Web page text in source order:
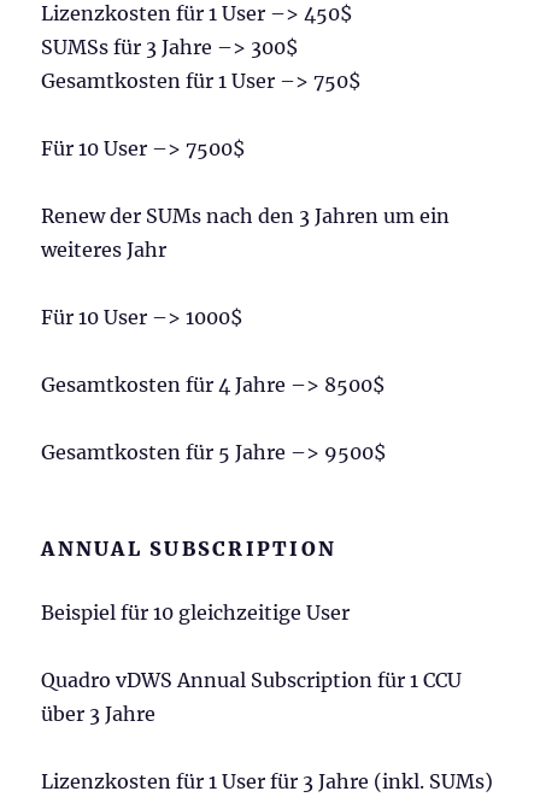
Lizenzkosten für 1 User –> 450$
SUMSs für 3 Jahre –> 300$
Gesamtkosten für 1 User –> 750$
Für 10 User –> 7500$
Renew der SUMs nach den 3 Jahren um ein
weiteres Jahr
Für 10 User –> 1000$
Gesamtkosten für 4 Jahre –> 8500$
Gesamtkosten für 5 Jahre –> 9500$
ANNUAL SUBSCRIPTION
Beispiel für 10 gleichzeitige User
Quadro vDWS Annual Subscription für 1 CCU
über 3 Jahre
Lizenzkosten für 1 User für 3 Jahre (inkl. SUMs)